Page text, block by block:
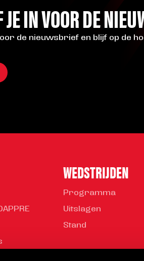
IN VOOR DE
de nieuwsbrief en blijf op de
WEDSTRIJDEN
Programma
Uitslagen
Stand